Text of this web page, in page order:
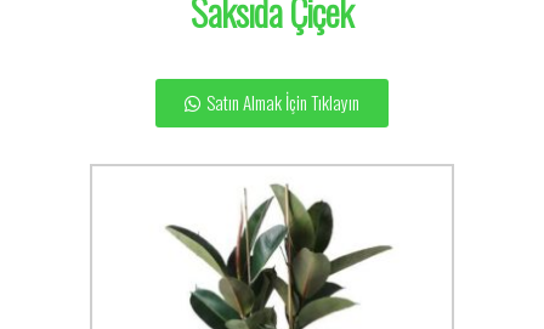
Saksıda Çiçek
Satın Almak İçin Tıklayın